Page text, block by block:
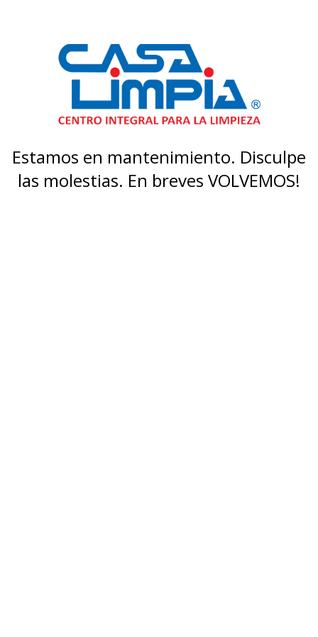
Estamos en mantenimiento. Disculpe
las molestias. En breves VOLVEMOS!